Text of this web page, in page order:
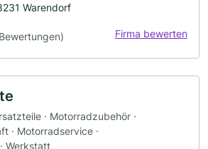
Warendorf
Firma bewerten
· Motorradzubehör ·
· Motorradservice ·
Werkstatt